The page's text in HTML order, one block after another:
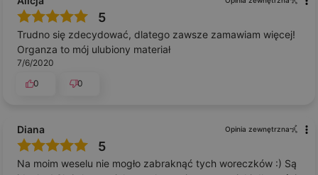
5
Trudno się zdecydować, dlatego zawsze zamawiam więcej!
Organza to mój ulubiony materiał
7/6/2020
0
0
Diana Opinia zewnętrzna
5
Na moim weselu nie mogło zabraknąć tych woreczków :) Są